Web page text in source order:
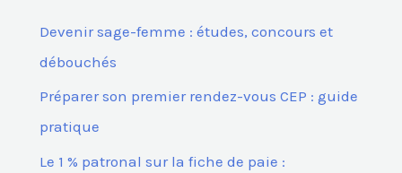
h
Devenir sage-femme : études, concours et
débouchés
Préparer son premier rendez-vous CEP : guide
pratique
Le 1 % patronal sur la fiche de paie :